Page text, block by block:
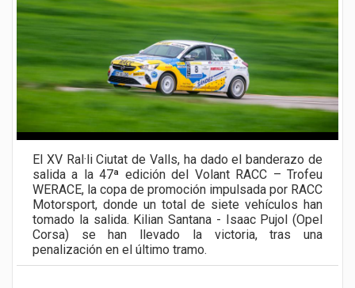
El XV Ral·li Ciutat de Valls, ha dado el banderazo de
salida a la 47ª edición del Volant RACC – Trofeu
WERACE, la copa de promoción impulsada por RACC
Motorsport, donde un total de siete vehículos han
tomado la salida. Kilian Santana - Isaac Pujol (Opel
Corsa) se han llevado la victoria, tras una
penalización en el último tramo.